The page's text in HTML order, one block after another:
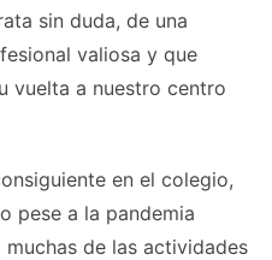
sin duda, de una
valiosa y que
vuelta a nuestro centro
en el colegio,
pese a la pandemia
de las actividades